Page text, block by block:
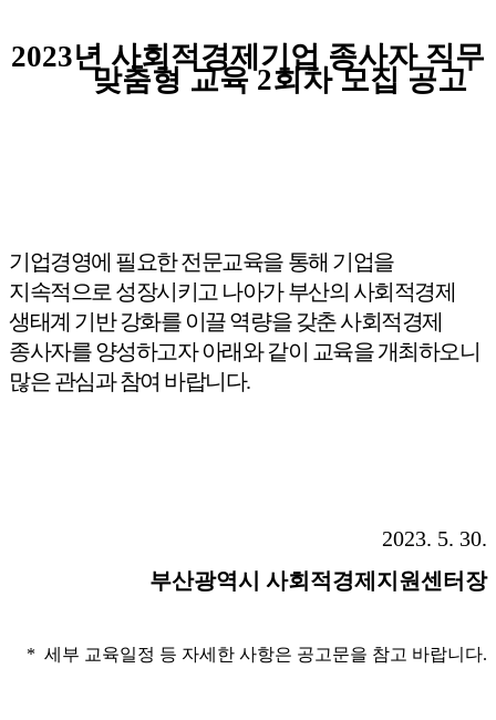
2023년 사회적경제기업 종사자 직무
맞춤형 교육 2회차모집 공고
기업경영에 필요한 전문교육을 통해 기업을
지속적으로 성장시키고 나아가 부산의 사회적경제
생태계 기반 강화를 이끌 역량을 갖춘 사회적경제
종사자를 양성하고자 아래와 같이 교육을 개최하오니
많은 관심과 참여 바랍니다.
2023. 5. 30.
부산광역시 사회적경제지원센터장
* 세부 교육일정 등 자세한 사항은 공고문을 참고 바랍니다.